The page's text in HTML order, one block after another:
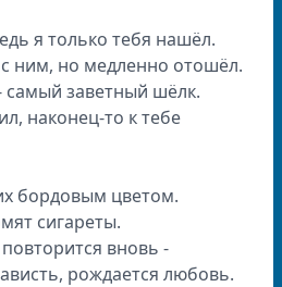
я только тебя нашёл.
ним, но медленно отошёл.
самый заветный шёлк.
наконец-то к тебе
бордовым цветом.
сигареты.
вновь -
рождается любовь.